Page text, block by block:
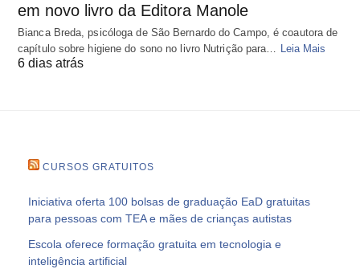
em novo livro da Editora Manole
Bianca Breda, psicóloga de São Bernardo do Campo, é coautora de
capítulo sobre higiene do sono no livro Nutrição para…
Leia Mais
6 dias atrás
CURSOS GRATUITOS
Iniciativa oferta 100 bolsas de graduação EaD gratuitas
para pessoas com TEA e mães de crianças autistas
Escola oferece formação gratuita em tecnologia e
inteligência artificial